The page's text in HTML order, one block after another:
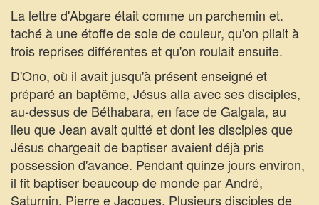
La lettre d'Abgare était comme un parchemin et.
taché à une étoffe de soie de couleur, qu'on pliait à
trois reprises différentes et qu'on roulait ensuite.
D'Ono, où il avait jusqu'à présent enseigné et
préparé an baptême, Jésus alla avec ses disciples,
au-dessus de Béthabara, en face de Galgala, au
lieu que Jean avait quitté et dont les disciples que
Jésus chargeait de baptiser avaient déjà pris
possession d'avance. Pendant quinze jours environ,
il fit baptiser beaucoup de monde par André,
Saturnin, Pierre e Jacques. Plusieurs disciples de